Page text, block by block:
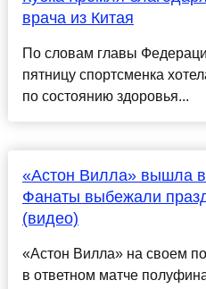
врача из Китая
По словам главы
пятницу спортсменка
по состоянию здоровья...
«Астон Вилла» вышла
Фанаты выбежали
(видео)
«Астон Вилла» на своем
в ответном матче